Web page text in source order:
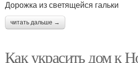
Дорожка из светящейся гальки
читать дальше →
Как украсить дом к